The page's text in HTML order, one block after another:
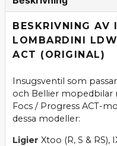
BESKRIVNING AV
LOMBARDINI
ACT (ORIGINAL)
Insugsventil som
och Bellier mopedbilar
Focs / Progress ACT-
dessa modeller:
Ligier Xtoo (R, S & RS),